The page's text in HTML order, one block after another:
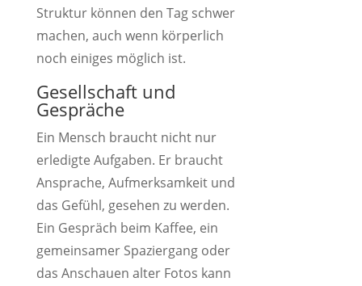
Struktur können den Tag schwer
machen, auch wenn körperlich
noch einiges möglich ist.
Gesellschaft und
Gespräche
Ein Mensch braucht nicht nur
erledigte Aufgaben. Er braucht
Ansprache, Aufmerksamkeit und
das Gefühl, gesehen zu werden.
Ein Gespräch beim Kaffee, ein
gemeinsamer Spaziergang oder
das Anschauen alter Fotos kann